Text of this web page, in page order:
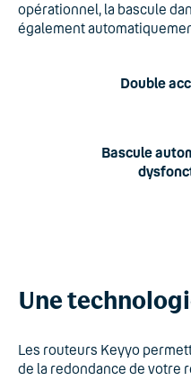
opérationnel, la bascule
également
Double
Bascule
Une
Les routeurs Keyyo
de la redondance de votre